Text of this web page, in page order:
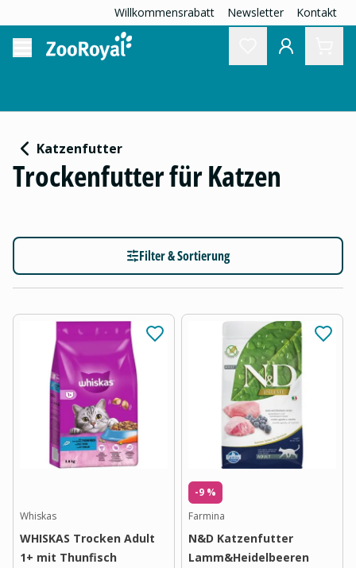
Willkommensrabatt Newsletter Kontakt
Katzenfutter
Trockenfutter für Katzen
Filter & Sortierung
Whiskas
WHISKAS Trocken Adult
1+ mit Thunfisch
-9 %
Farmina
N&D Katzenfutter
Lamm&Heidelbeeren